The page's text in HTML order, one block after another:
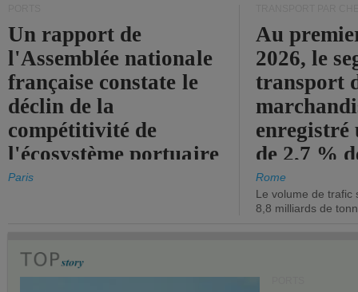
Un rapport de
l'Assemblée nationale
française constate le
déclin de la
compétitivité de
l'écosystème portuaire
de l'État.
Paris
Au
2026, le
transport
enregistré
de 2,7 %
chiffre
Rome
Le volume de trafic
8,8 milliards de